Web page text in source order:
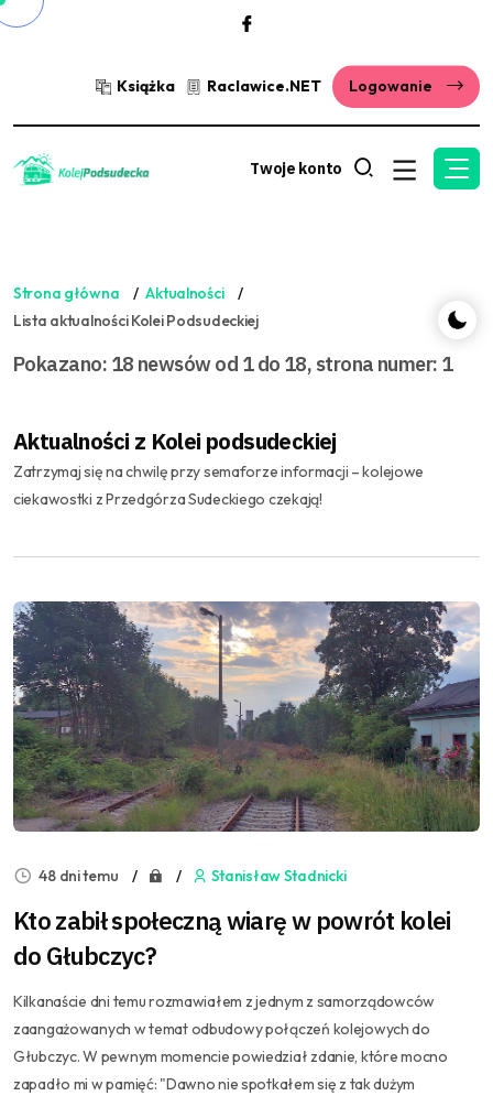
Książka Raclawice.NET Logowanie
Twoje konto
Strona główna
Aktualności
Lista aktualności Kolei Podsudeckiej
Pokazano: 18 newsów od 1 do 18, strona numer: 1
Aktualności z Kolei podsudeckiej
Zatrzymaj się na chwilę przy semaforze informacji – kolejowe
ciekawostki z Przedgórza Sudeckiego czekają!
48 dni temu Stanisław Stadnicki
Kto zabił społeczną wiarę w powrót kolei
do Głubczyc?
Kilkanaście dni temu rozmawiałem z jednym z samorządowców
zaangażowanych w temat odbudowy połączeń kolejowych do
Głubczyc. W pewnym momencie powiedział zdanie, które mocno
zapadło mi w pamięć: "Dawno nie spotkałem się z tak dużym